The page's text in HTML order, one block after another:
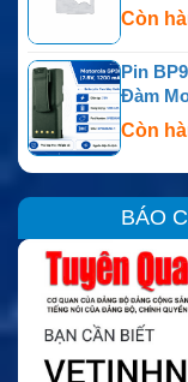
Còn
Pin
Đàm
Còn
BÁO